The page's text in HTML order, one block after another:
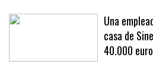
Una
casa de
40.000